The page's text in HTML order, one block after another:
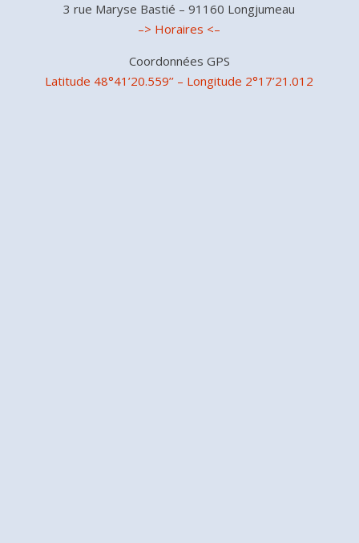
3 rue Maryse Bastié – 91160 Longjumeau
–> Horaires <–
Coordonnées GPS
Latitude 48°41’20.559’’ – Longitude 2°17’21.012